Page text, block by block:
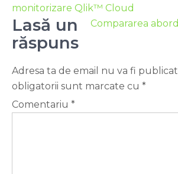
monitorizare Qlik™ Cloud
Compararea
Lasă un
răspuns
Adresa ta de email nu va fi
obligatorii sunt marcate cu *
Comentariu *